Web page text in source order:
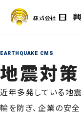
会社概要・沿革
お取引先一覧
ISO認証・許認可
拠点一覧・アクセス
サービス案内
定期自主検査・性
EARTHQUAKE CMS
地震対策
近年多発している地
輪を防ぎ、企業の安